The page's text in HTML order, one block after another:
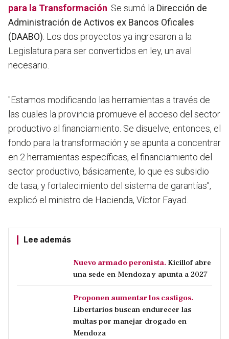
para la Transformación . Se sumó la Dirección de
Administración de Activos ex Bancos Oficales
(DAABO) . Los dos proyectos ya ingresaron a la
Legislatura para ser convertidos en ley, un aval
necesario.
"Estamos modificando las herramientas a través de
las cuales la provincia promueve el acceso del sector
productivo al financiamiento. Se disuelve, entonces, el
fondo para la transformación y se apunta a concentrar
en 2 herramientas específicas, el financiamiento del
sector productivo, básicamente, lo que es subsidio
de tasa, y fortalecimiento del sistema de garantías",
explicó el ministro de Hacienda, Víctor Fayad.
Lee además
Nuevo armado peronista. Kicillof abre
una sede en Mendoza y apunta a 2027
Proponen aumentar los castigos.
Libertarios buscan endurecer las
multas por manejar drogado en
Mendoza